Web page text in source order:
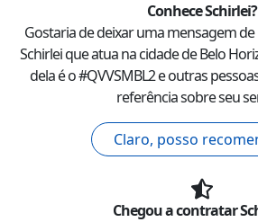
ConheceSchirlei?
Gostaria de deixar uma mensagem
Schirleique atua na cidade deBelo
dela é o #QVVSMBL2e outras
referência sobre seu
Claro, posso
Chegou a contratar